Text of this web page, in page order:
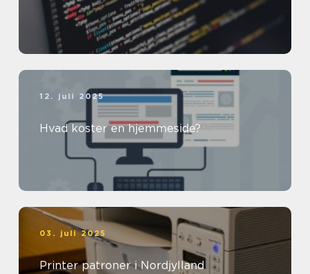
12. juli 2025
Hvad koster en hjemmeside?
03. juli 2025
Printer patroner i Nordjylland